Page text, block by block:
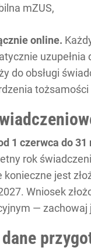
mZUS,
online.
uzupełnia
do obsługi
tożsamości
1 czerwca do
rok
jest
Wniosek
—